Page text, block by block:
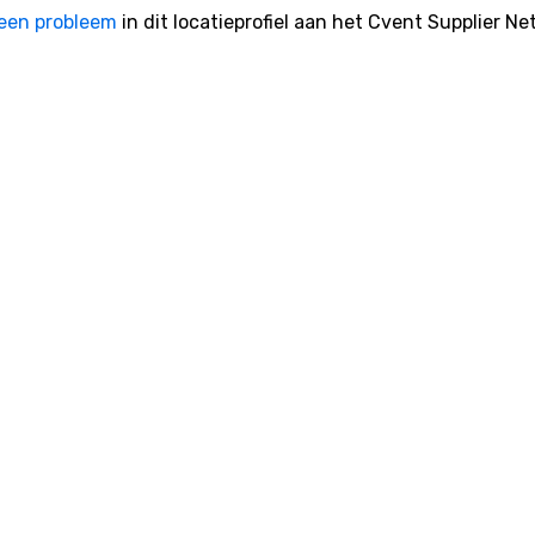
probleem in dit locatieprofiel aan het Cvent Supplier